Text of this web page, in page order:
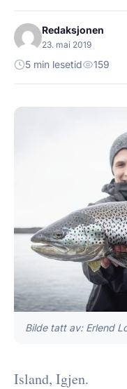
Redaksjonen
23. mai 2019
5 min lesetid 159
Bilde tatt av: Erlend
Island, Igjen.